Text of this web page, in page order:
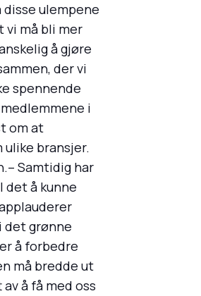
ulempene
vi må bli mer
å gjøre
der vi
spennende
i
om at
bransjer.
Samtidig har
å kunne
det grønne
å forbedre
må bredde ut
å få med oss